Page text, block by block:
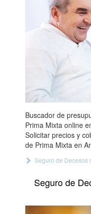
Buscador de
Prima Mixta online
Solicitar precios y
de Prima Mixta en
Seguro de Decesos
Seguro de